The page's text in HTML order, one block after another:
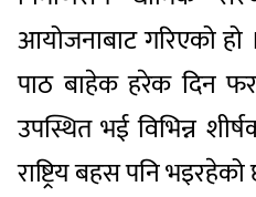
आयोजनाबाट गरिएको
पाठ बाहेक हरेक दिन
उपस्थित भई विभिन्न
राष्ट्रिय बहस पनि